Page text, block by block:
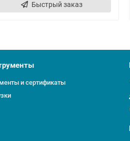
Быстрый заказ
и сертификаты